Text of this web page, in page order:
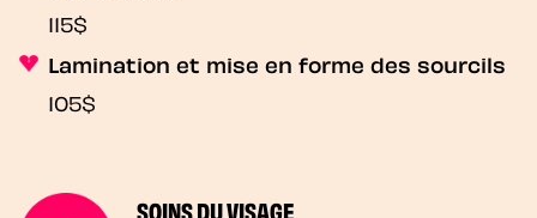
115$
Lamination et mise en forme des sourcils
105$
SOINS DU VISAGE